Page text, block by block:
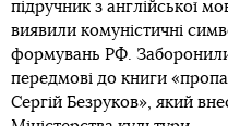
підручник з англійської
виявили комуністичні
формувань РФ. Заборонили
передмові до книги
Сергій Безруков», який